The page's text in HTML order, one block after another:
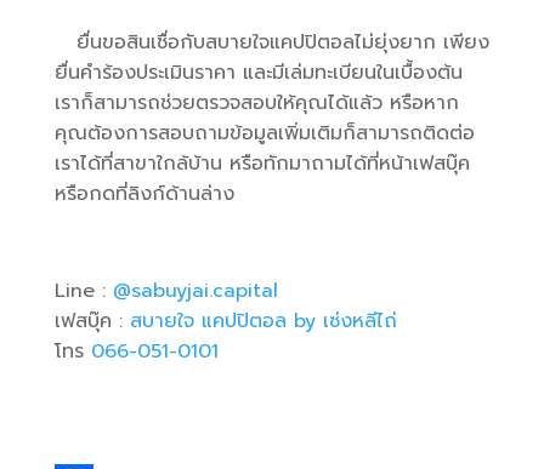
ยื่นขอสินเชื่อกับสบายใจแคปปิตอลไม่ยุ่งยาก เพียง
ยื่นคำร้องประเมินราคา และมีเล่มทะเบียนในเบื้องต้น
เราก็สามารถช่วยตรวจสอบให้คุณได้แล้ว หรือหาก
คุณต้องการสอบถามข้อมูลเพิ่มเติมก็สามารถติดต่อ
เราได้ที่สาขาใกล้บ้าน หรือทักมาถามได้ที่หน้าเฟสบุ๊ค
หรือกดที่ลิงก์ด้านล่าง
Line : @sabuyjai.capital
เฟสบุ๊ค : สบายใจ แคปปิตอล by เซ่งหลีไถ่
โทร 066-051-0101